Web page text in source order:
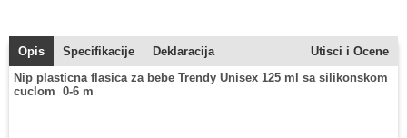
Opis Specifikacije Deklaracija
Utisci i Ocene
Nip plasticna flasica za bebe Trendy Unisex 125 ml sa silikonskom
cuclom 0-6 m